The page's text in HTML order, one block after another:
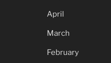
April
March
February